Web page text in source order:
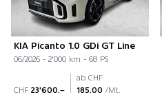
KIA Picanto 1.0 GDi GT Line
06/2026 - 2'000 km - 68 PS
CHF 23'600.–
ab CHF
185.00 /Mt.